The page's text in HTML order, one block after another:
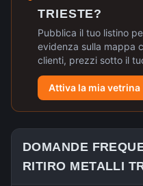
TRIESTE?
Pubblica il tuo listino
evidenza sulla mappa
clienti, prezzi sotto il
Attiva la mia vetrina
DOMANDE
RITIRO METALLI